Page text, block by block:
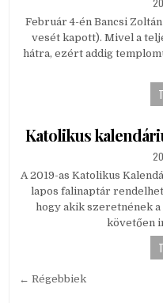
Február 4-én Bancsi
vesét kapott). Mivel a
hátra, ezért addig
Katolikus
A 2019-as Katolikus
lapos falinaptár
hogy akik szeretnének
követően
Bejegyzés
← Régebbiek